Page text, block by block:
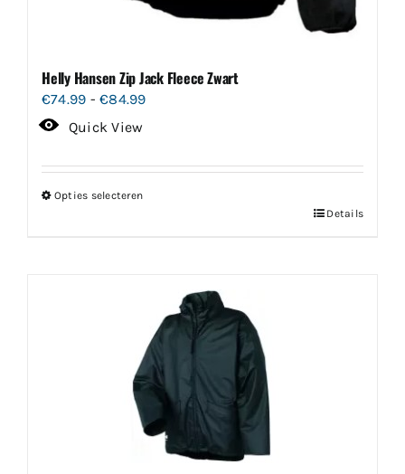
Helly Hansen Zip Jack Fleece Zwart
€74.99 - €84.99Prijsklasse:
€84.99
Quick View
Opties selecteren
Details